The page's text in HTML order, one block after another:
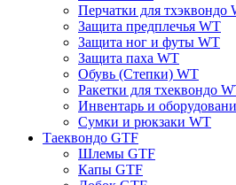
Перчатки для тхэквондо
Защита предплечья WT
Защита ног и футы WT
Защита паха WT
Обувь (Степки) WT
Ракетки для тхеквондо
Инвентарь и
Сумки и рюкзаки WT
Таеквондо GTF
Шлемы GTF
Капы GTF